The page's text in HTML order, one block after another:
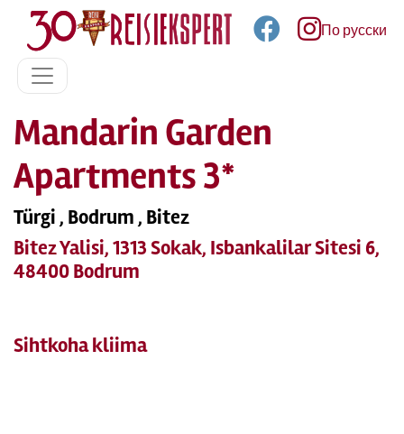
По русски
Mandarin Garden
Apartments 3*
Türgi , Bodrum , Bitez
Bitez Yalisi, 1313 Sokak, Isbankalilar Sitesi 6,
48400 Bodrum
Sihtkoha kliima